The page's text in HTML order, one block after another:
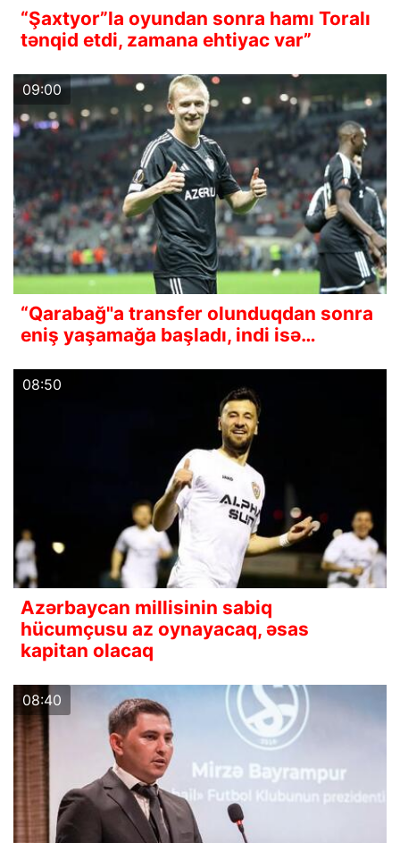
“Şaxtyor”la oyundan sonra hamı Toralı
tənqid etdi, zamana ehtiyac var”
09:00
“Qarabağ"a transfer olunduqdan sonra
eniş yaşamağa başladı, indi isə…
08:50
Azərbaycan millisinin sabiq
hücumçusu az oynayacaq, əsas
kapitan olacaq
08:40